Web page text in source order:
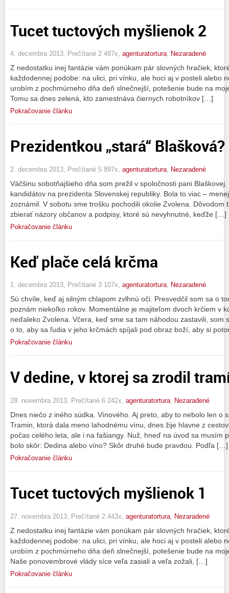
Tucet tuctových myšlienok 2
4. decembra 2013, Prečítané 2 487x, agenturatortura, Nezaradené
Z nedostatku inej fantázie vám ponúkam pár slovných hračiek,
každodennej podobe: na ulici, pri vínku, ale hoci aj v posteli alebo
urobím z pochmúrneho dňa deň slnečnejší, potešenie bude na
Tomu sa dnes zelená, kto zamestnáva čiernych robotníkov […]
Pokračovanie článku
Prezidentkou „stará“
2. decembra 2013, Prečítané 5 897x, agenturatortura Nezaradené
Väčšinu sobotňajšieho dňa som prežil v spoločnosti pani
kandidátov na prezidenta Slovenskej republiky. Bola to viac –
zoznámil. V sobotu sme trošku pochodili okolie Zvolena. Dôvodom
zbierať názory občanov a podpisy, ktoré sú nevyhnutné, keďže […]
Pokračovanie článku
Keď plače celá krčma
1. decembra 2013, Prečítané 3 107x, agenturatortura, Nezaradené
Sú chvíle, keď aj silným chlapom zvlhnú oči. Presvedčil som sa o
poznám niekoľko rokov. Momentálne je majiteľom dvoch krčiem v
neďaleko Zvolena. Včera, keď sme sa tam náhodou zastavili, som
o to, aby sa ľudia v jeho krčmách spíjali pod obraz boží, aby si
Pokračovanie článku
V dedine, v ktorej sa zrodil
28. novembra 2013, Prečítané 6 242x, agenturatortura Nezaradené
Dnes niečo z iného súdka. Vínového. Aj preto, aby to nebolo len o
Tramin, ktorá dala meno lahodnému vínu, dnes žije hlavne z
počas celého leta, ale i na fašiangy. Nuž, hneď na úvod sa musím
bolo skôr: Dedina alebo víno? Skôr druhé bude pravdou. Podľa […]
Pokračovanie článku
Tucet tuctových myšlienok 1
27. novembra 2013, Prečítané 2 443x, agenturatortura Nezaradené
Z nedostatku inej fantázie vám ponúkam pár slovných hračiek,
každodennej podobe: na ulici, pri vínku, ale hoci aj v posteli alebo
urobím z pochmúrneho dňa deň slnečnejší, potešenie bude na
Naše ponovembrové vlády síce veľa zasiali a veľa zožali, […]
Pokračovanie článku